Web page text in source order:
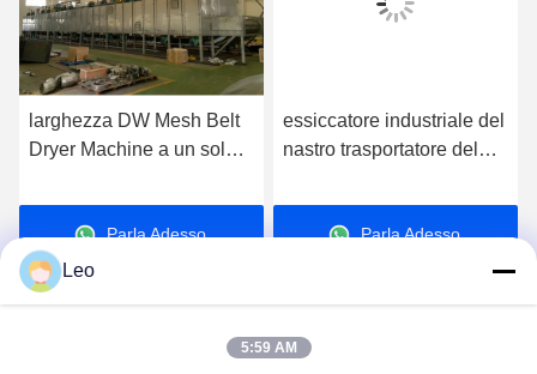
larghezza DW Mesh Belt
Dryer Machine a un solo
verdura d'asciugamento
Parla Adesso.
essiccatore industriale del
nastro trasportatore del
d'essiccamento 0.2-1.2h
per disidratazione di
Parla Adesso.
Leo
5:59 AM